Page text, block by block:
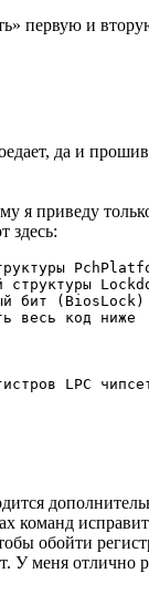
первую и
да и
я приведу
здесь:
бит (BiosLock)
код ниже
LPC
команд
обойти
У меня